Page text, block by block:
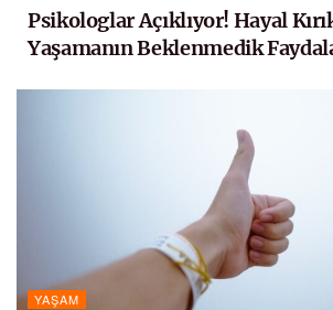
Psikologlar Açıklıyor! Hayal
Yaşamanın Beklenmedik
YAŞAM